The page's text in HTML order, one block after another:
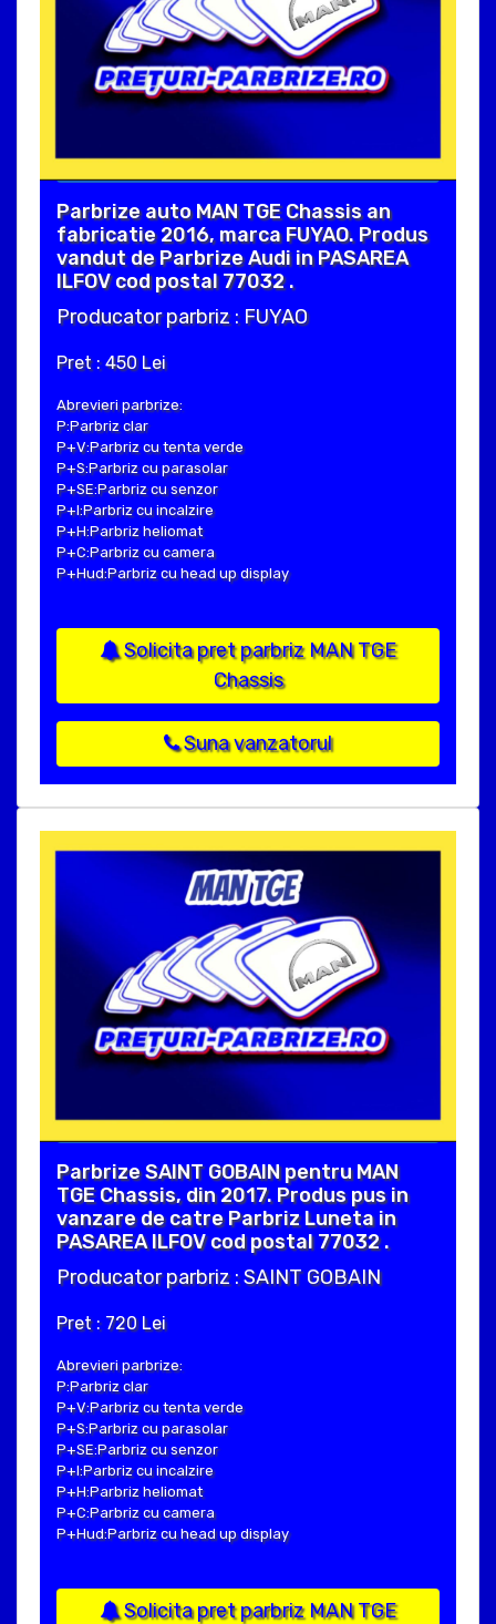
Parbrize auto MAN TGE Chassis an
fabricatie 2016, marca FUYAO. Produs
vandut de Parbrize Audi in PASAREA
ILFOV cod postal 77032 .
Producator parbriz : FUYAO
Pret : 450 Lei
Abrevieri parbrize:
P:Parbriz clar
P+V:Parbriz cu tenta verde
P+S:Parbriz cu parasolar
P+SE:Parbriz cu senzor
P+I:Parbriz cu incalzire
P+H:Parbriz heliomat
P+C:Parbriz cu camera
P+Hud:Parbriz cu head up display
Solicita pret parbriz MAN TGE
Chassis
Suna vanzatorul
Parbrize SAINT GOBAIN pentru MAN
TGE Chassis, din 2017. Produs pus in
vanzare de catre Parbriz Luneta in
PASAREA ILFOV cod postal 77032 .
Producator parbriz : SAINT GOBAIN
Pret : 720 Lei
Abrevieri parbrize:
P:Parbriz clar
P+V:Parbriz cu tenta verde
P+S:Parbriz cu parasolar
P+SE:Parbriz cu senzor
P+I:Parbriz cu incalzire
P+H:Parbriz heliomat
P+C:Parbriz cu camera
P+Hud:Parbriz cu head up display
Solicita pret parbriz MAN TGE